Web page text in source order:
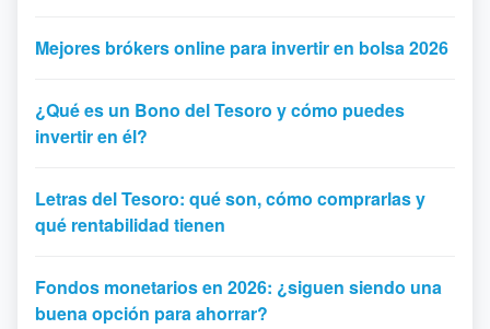
Mejores brókers online para invertir en bolsa 2026
¿Qué es un Bono del Tesoro y cómo puedes
invertir en él?
Letras del Tesoro: qué son, cómo comprarlas y
qué rentabilidad tienen
Fondos monetarios en 2026: ¿siguen siendo una
buena opción para ahorrar?